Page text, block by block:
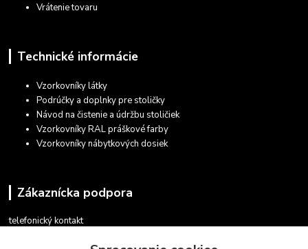
Vrátenie tovaru
Technické informácie
Vzorkovníky látky
Podrúčky a doplnky pre stoličky
Návod na čistenie a údržbu stoličiek
Vzorkovníky RAL práškové farby
Vzorkovníky nábytkových dosiek
Zákaznícka podpora
telefonický kontakt